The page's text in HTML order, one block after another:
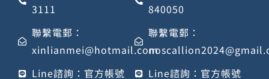
3111
聯繫電郵：
xinlianmei@hotmail.com
Line諮詢：官方帳號
840050
聯繫電郵：
Line諮詢：官方帳號